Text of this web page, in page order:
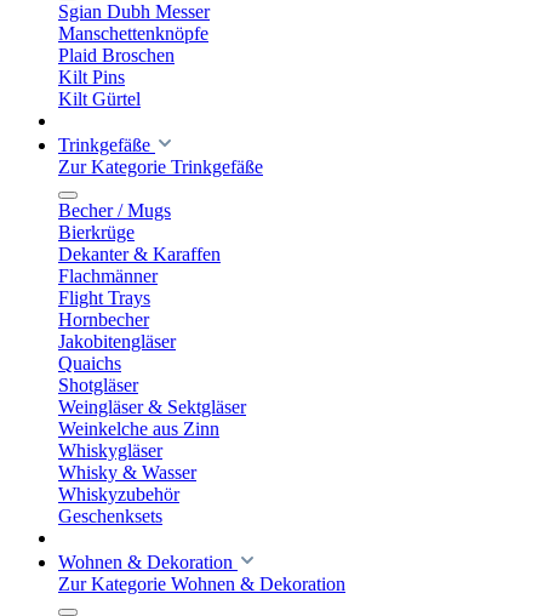
Sgian Dubh Messer
Manschettenknöpfe
Plaid Broschen
Kilt Pins
Kilt Gürtel
Trinkgefäße
Zur Kategorie Trinkgefäße
Becher / Mugs
Bierkrüge
Dekanter & Karaffen
Flachmänner
Flight Trays
Hornbecher
Jakobitengläser
Quaichs
Shotgläser
Weingläser & Sektgläser
Weinkelche aus Zinn
Whiskygläser
Whisky & Wasser
Whiskyzubehör
Geschenksets
Wohnen & Dekoration
Zur Kategorie Wohnen & Dekoration